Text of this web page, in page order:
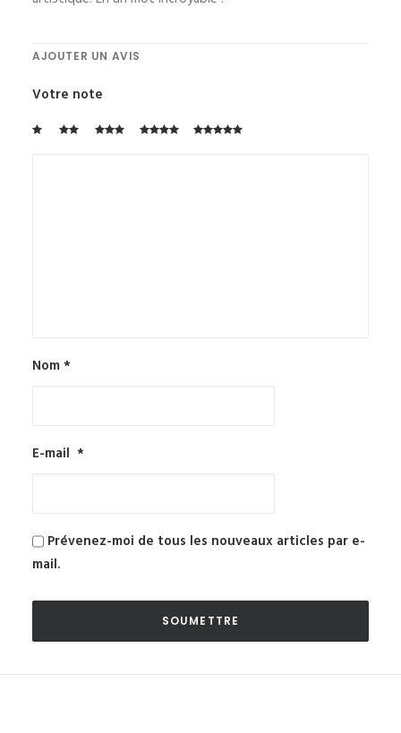
AJOUTER UN AVIS
Votre note
Nom*
E-mail *
Prévenez-moi de tous les nouveaux articles par e-
mail.